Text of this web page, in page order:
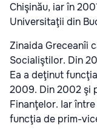
Chişinău, iar în
Universitaţii din
Zinaida Greceanîi
Socialiştilor. Din
Ea a deţinut
2009. Din 2002 şi
Finanţelor. Iar
funcţia de prim-